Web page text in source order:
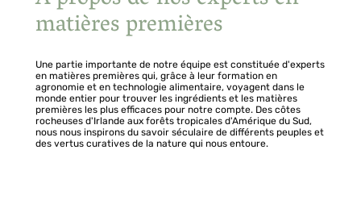
matières premières
Une partie importante de notre équipe est constituée d'experts
en matières premières qui, grâce à leur formation en
agronomie et en technologie alimentaire, voyagent dans le
monde entier pour trouver les ingrédients et les matières
premières les plus efficaces pour notre compte. Des côtes
rocheuses d'Irlande aux forêts tropicales d'Amérique du Sud,
nous nous inspirons du savoir séculaire de différents peuples et
des vertus curatives de la nature qui nous entoure.